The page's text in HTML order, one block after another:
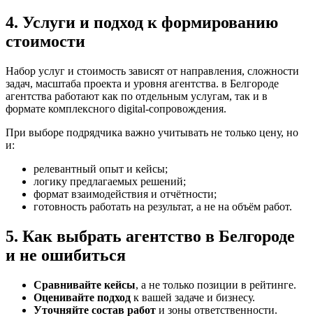
4. Услуги и подход к формированию
стоимости
Набор услуг и стоимость зависят от направления, сложности
задач, масштаба проекта и уровня агентства. в Белгороде
агентства работают как по отдельным услугам, так и в
формате комплексного digital-сопровождения.
При выборе подрядчика важно учитывать не только цену, но
и:
релевантный опыт и кейсы;
логику предлагаемых решений;
формат взаимодействия и отчётности;
готовность работать на результат, а не на объём работ.
5. Как выбрать агентство в Белгороде
и не ошибиться
Сравнивайте кейсы, а не только позиции в рейтинге.
Оценивайте подход к вашей задаче и бизнесу.
Уточняйте состав работ и зоны ответственности.